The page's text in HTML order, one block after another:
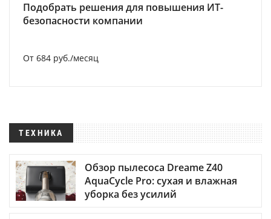
Подобрать решения для повышения ИТ-
безопасности компании
От 684 руб./месяц
ТЕХНИКА
Обзор пылесоса Dreame Z40
AquaCycle Pro: сухая и влажная
уборка без усилий